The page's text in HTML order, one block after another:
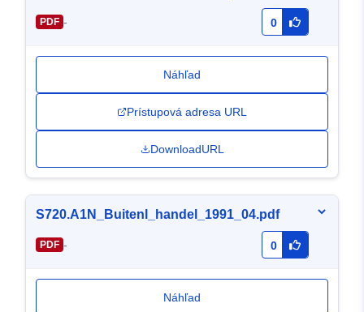
PDF - 0
Náhľad
Prístupová adresa URL
DownloadURL
S720.A1N_Buitenl_handel_1991_04.pdf
PDF - 0
Náhľad